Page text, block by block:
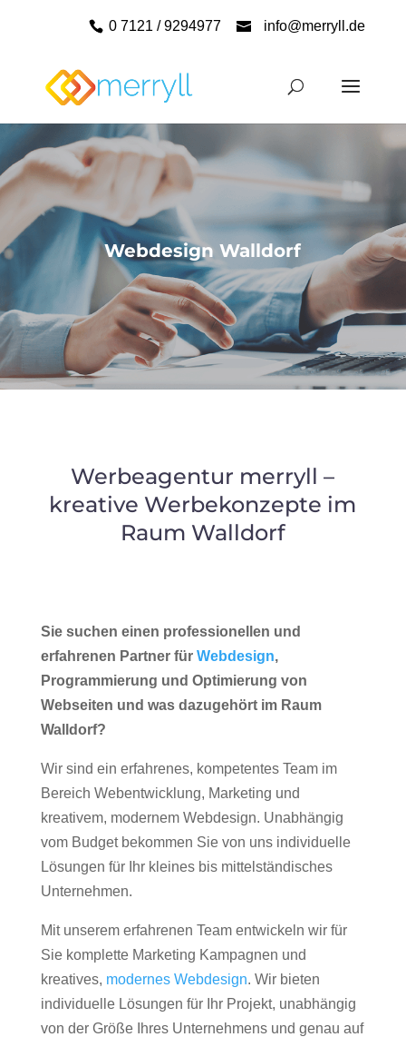
0 7121 / 9294977 info@merryll.de
Webdesign Walldorf
Werbeagentur merryll –
kreative Werbekonzepte im
Raum Walldorf
Sie suchen einen professionellen und
erfahrenen Partner für Webdesign,
Programmierung und Optimierung von
Webseiten und was dazugehört im Raum
Walldorf?
Wir sind ein erfahrenes, kompetentes Team im
Bereich Webentwicklung, Marketing und
kreativem, modernem Webdesign. Unabhängig
vom Budget bekommen Sie von uns individuelle
Lösungen für Ihr kleines bis mittelständisches
Unternehmen.
Mit unserem erfahrenen Team entwickeln wir für
Sie komplette Marketing Kampagnen und
kreatives, modernes Webdesign. Wir bieten
individuelle Lösungen für Ihr Projekt, unabhängig
von der Größe Ihres Unternehmens und genau auf